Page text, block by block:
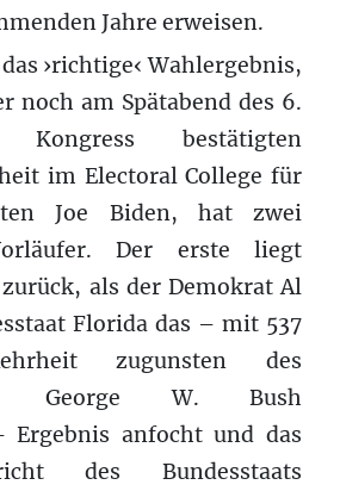
Jahre erweisen.
›richtige‹ Wahlergebnis,
noch am Spätabend des 6.
bestätigten
im Electoral College für
Joe Biden, hat zwei
Der erste liegt
als der Demokrat Al
Florida das – mit 537
zugunsten des
George W. Bush
Ergebnis anfocht und das
des Bundesstaats